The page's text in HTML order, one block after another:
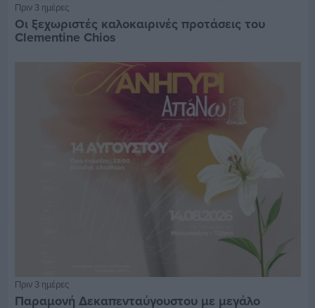
Πριν 3 ημέρες
Οι ξεχωριστές καλοκαιρινές προτάσεις του
Clementine Chios
Πριν 3 ημέρες
Παραμονή Δεκαπενταύγουστου με μεγάλο